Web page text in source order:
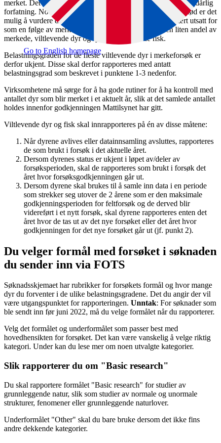
Go to English homepage
merket. Det hender også at merkede dyr blir funnet i live og i dårlig
forfatning. Noen blir også funnet døde. Ved gjenfangst og død er det
mulig å vurdere den reelle belastningsgraden dyret har vært utsatt for
som en følge av merkingen. Dette gjelder imidlertid en liten andel av
merkede, viltlevende dyr og sjelden viltlevende fisk.
Belastningsgraden for de fleste viltlevende dyr i merkeforsøk er
derfor ukjent. Disse skal derfor rapporteres med antatt
belastningsgrad som beskrevet i punktene 1-3 nedenfor.
Virksomhetene må sørge for å ha gode rutiner for å ha kontroll med
antallet dyr som blir merket i et aktuelt år, slik at det samlede antallet
holdes innenfor godkjenningen Mattilsynet har gitt.
Viltlevende dyr og fisk skal innrapporteres på én av disse måtene:
Når dyrene avlives eller datainnsamling avsluttes, rapporteres
de som brukt i forsøk i det aktuelle året.
Dersom dyrenes status er ukjent i løpet av/deler av
forsøksperioden, skal de rapporteres som brukt i forsøk det
året hvor forsøksgodkjenningen går ut.
Dersom dyrene skal brukes til å samle inn data i en periode
som strekker seg utover de 2 årene som er den maksimale
godkjenningsperioden for feltforsøk og de derved blir
videreført i et nytt forsøk, skal dyrene rapporteres enten det
året hvor de tas ut av det nye forsøket eller det året hvor
godkjenningen for det nye forsøket går ut (jf. punkt 2).
Du velger formål med forsøket i søknaden
du sender inn via FOTS
Søknadsskjemaet har rubrikker for forsøkets formål og hvor mange
dyr du forventer i de ulike belastningsgradene. Det du angir der vil
være utgangspunktet for rapporteringen. Unntak: For søknader som
ble sendt inn før juni 2022, må du velge formålet når du rapporterer.
Velg det formålet og underformålet som passer best med
hovedhensikten for forsøket. Det kan være vanskelig å velge riktig
kategori. Under kan du lese mer om noen utvalgte kategorier.
Slik rapporterer du om "Basic research"
Du skal rapportere formålet "Basic research" for studier av
grunnleggende natur, slik som studier av normale og unormale
strukturer, fenomener eller grunnleggende naturlover.
Underformålet "Other" skal du bare bruke dersom det ikke fins
andre dekkende kategorier.